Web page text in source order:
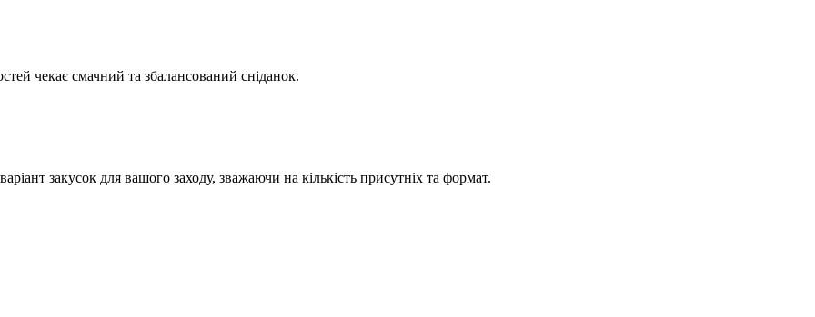
чекає смачний та збалансований сніданок.
закусок для вашого заходу, зважаючи на кількість присутніх та формат.